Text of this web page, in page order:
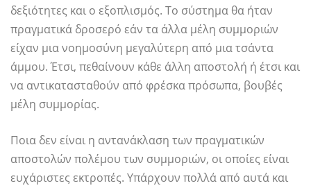
δεξιότητες και ο εξοπλισμός. Το σύστημα θα ήταν
πραγματικά δροσερό εάν τα άλλα μέλη συμμοριών
είχαν μια νοημοσύνη μεγαλύτερη από μια τσάντα
άμμου. Έτσι, πεθαίνουν κάθε άλλη αποστολή ή έτσι και
να αντικατασταθούν από φρέσκα πρόσωπα, βουβές
μέλη συμμορίας.
Ποια δεν είναι η αντανάκλαση των πραγματικών
αποστολών πολέμου των συμμοριών, οι οποίες είναι
ευχάριστες εκτροπές. Υπάρχουν πολλά από αυτά και